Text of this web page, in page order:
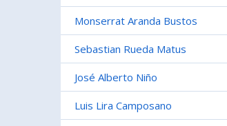
Monserrat Aranda Bustos
Sebastian Rueda Matus
José Alberto Niño
Luis Lira Camposano